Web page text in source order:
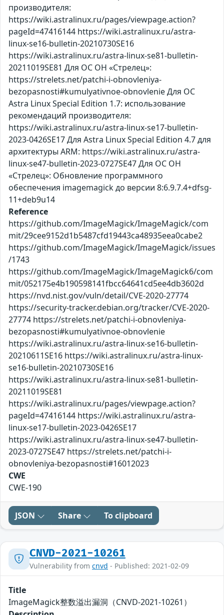
производителя:
https://wiki.astralinux.ru/pages/viewpage.action?
pageId=47416144 https://wiki.astralinux.ru/astra-
linux-se16-bulletin-20210730SE16
https://wiki.astralinux.ru/astra-linux-se81-bulletin-
20211019SE81 Для ОС ОН «Стрелец»:
https://strelets.net/patchi-i-obnovleniya-
bezopasnosti#kumulyativnoe-obnovlenie Для ОС
Astra Linux Special Edition 1.7: использование
рекомендаций производителя:
https://wiki.astralinux.ru/astra-linux-se17-bulletin-
2023-0426SE17 Для Astra Linux Special Edition 4.7 для
архитектуры ARM: https://wiki.astralinux.ru/astra-
linux-se47-bulletin-2023-0727SE47 Для ОС ОН
«Стрелец»: Обновление программного
обеспечения imagemagick до версии 8:6.9.7.4+dfsg-
11+deb9u14
Reference
https://github.com/ImageMagick/ImageMagick/com
mit/29cee9152d1b5487cfd19443ca48935eea0cabe2
https://github.com/ImageMagick/ImageMagick/issues
/1743
https://github.com/ImageMagick/ImageMagick6/com
mit/052175e4b190598141fbcc64641cd5ee4db3602d
https://nvd.nist.gov/vuln/detail/CVE-2020-27774
https://security-tracker.debian.org/tracker/CVE-2020-
27774 https://strelets.net/patchi-i-obnovleniya-
bezopasnosti#kumulyativnoe-obnovlenie
https://wiki.astralinux.ru/astra-linux-se16-bulletin-
20210611SE16 https://wiki.astralinux.ru/astra-linux-
se16-bulletin-20210730SE16
https://wiki.astralinux.ru/astra-linux-se81-bulletin-
20211019SE81
https://wiki.astralinux.ru/pages/viewpage.action?
pageId=47416144 https://wiki.astralinux.ru/astra-
linux-se17-bulletin-2023-0426SE17
https://wiki.astralinux.ru/astra-linux-se47-bulletin-
2023-0727SE47 https://strelets.net/patchi-i-
obnovleniya-bezopasnosti#16012023
CWE
CWE-190
JSON Share To clipboard
CNVD-2021-10261
Vulnerability from cnvd - Published: 2021-02-09
Title
ImageMagick整数溢出漏洞（CNVD-2021-10261）